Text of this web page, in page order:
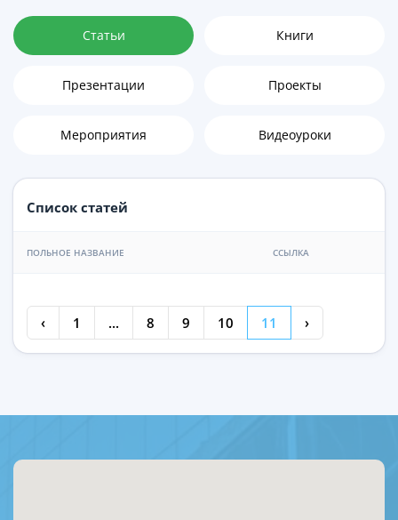
Статьи Книги
Презентации Проекты
Мероприятия Видеоуроки
Список статей
ПОЛЬНОЕ НАЗВАНИЕ ССЫЛКА
‹ 1 ... 8 9 10 11 ›